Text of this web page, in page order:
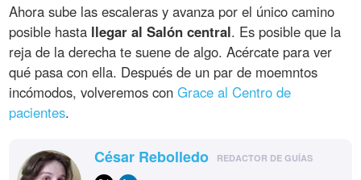
Ahora sube las escaleras y avanza por el único camino
posible hasta llegar al Salón central. Es posible que la
reja de la derecha te suene de algo. Acércate para ver
qué pasa con ella. Después de un par de moemntos
incómodos, volveremos conGrace al Centro de
pacientes.
César Rebolledo REDACTOR DE GUÍAS